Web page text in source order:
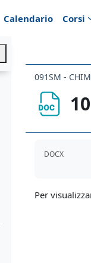
Calendario Corsi
091SM -
DOCX
Per